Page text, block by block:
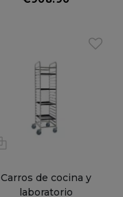
Carros de cocina y
laboratorio